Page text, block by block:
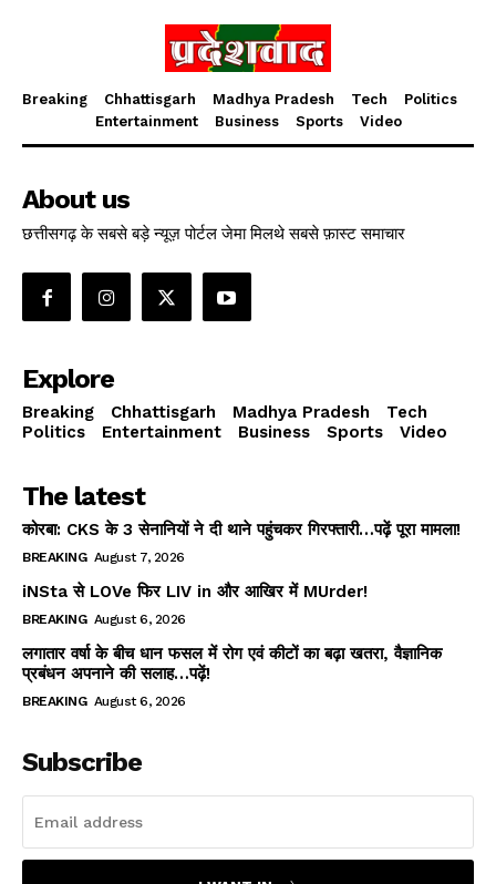
Breaking Chhattisgarh Madhya Pradesh Tech
Politics
Entertainment
Business Sports Video
About us
छत्तीसगढ़ के सबसे बड़े न्यूज़ पोर्टल जेमा मिलथे सबसे फ़ास्ट समाचार
Explore
Breaking Chhattisgarh Madhya Pradesh
Tech
Politics
Entertainment Business Sports Video
The latest
कोरबा: CKS के 3 सेनानियों ने दी थाने पहुंचकर गिरफ्तारी…पढ़ें पूरा मामला!
BREAKING August 7, 2026
iNSta से LOVe फिर LIV in और आखिर में MUrder!
BREAKING August 6, 2026
लगातार वर्षा के बीच धान फसल में रोग एवं कीटों का बढ़ा खतरा, वैज्ञानिक
प्रबंधन अपनाने की सलाह…पढ़ें!
BREAKING August 6, 2026
Subscribe